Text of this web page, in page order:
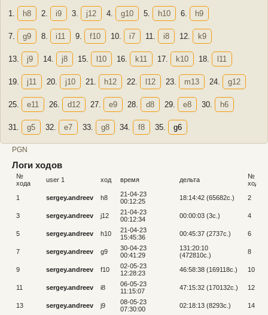
1. h8 2. i9 3. j12 4. g10 5. h10 6. h9
7. g9 8. i11 9. f10 10. i7 11. i8 12. k9
13. j9 14. j8 15. l10 16. k11 17. k10 18. l11
19. j11 20. j10 21. h12 22. l12 23. m13 24. g12
25. e11 26. d12 27. e9 28. d8 29. e8 30. h6
31. g5 32. e7 33. g8 34. f8 35. g6
PGN
Логи ходов
№
хода
user 1 ход время дельта
№
хода
1
sergey.andreev h8
21-04-23
00:12:25
18:14:42 (65682c.) 2
3 sergey.andreev j12
21-04-23
00:12:34
00:00:03 (3c.) 4
5 sergey.andreev h10
21-04-23
15:45:36
00:45:37 (2737c.) 6
7 sergey.andreev g9
30-04-23
00:41:29
131:20:10
(472810c.)
8
9 sergey.andreev f10
02-05-23
12:28:23
46:58:38 (169118c.) 10
11 sergey.andreev i8
06-05-23
11:15:07
47:15:32 (170132c.) 12
13 sergey.andreev j9
08-05-23
07:30:00
02:18:13 (8293c.) 14